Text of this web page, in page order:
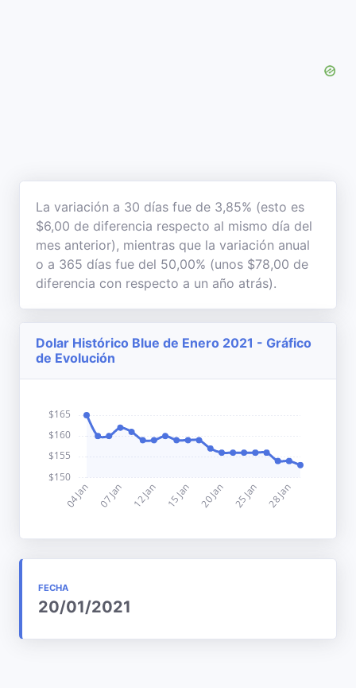
La variación a 30 días fue de 3,85% (esto es
$6,00 de diferencia respecto al mismo día del
mes anterior), mientras que la variación anual
o a 365 días fue del 50,00% (unos $78,00 de
diferencia con respecto a un año atrás).
Dolar Histórico Blue de Enero 2021 - Gráfico
de Evolución
FECHA
20/01/2021